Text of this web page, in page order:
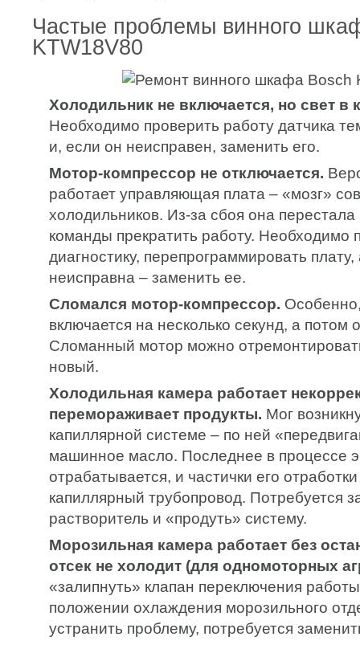
Частые проблемы винного
KTW18V80
Холодильник не включается, но свет в
Необходимо проверить работу датчика
и, если он неисправен, заменить его.
Мотор-компрессор не отключается.
работает управляющая плата – «мозг»
холодильников. Из-за сбоя она
команды прекратить работу. Необходимо
диагностику, перепрограммировать
неисправна – заменить ее.
Сломался мотор-компрессор.
включается на несколько секунд, а потом
Сломанный мотор можно
новый.
Холодильная камера работает
перемораживает продукты. Мог
капиллярной системе – по ней
машинное масло. Последнее в процессе
отрабатывается, и частички его
капиллярный трубопровод. Потребуется
растворитель и «продуть» систему.
Морозильная камера работает без
отсек не холодит (для одномоторных
«залипнуть» клапан переключения
положении охлаждения морозильного
устранить проблему, потребуется